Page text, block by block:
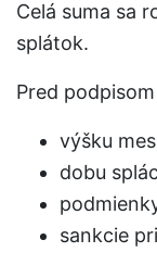
Celá suma sa
splátok.
Pred
výšku
dobu
sankcie